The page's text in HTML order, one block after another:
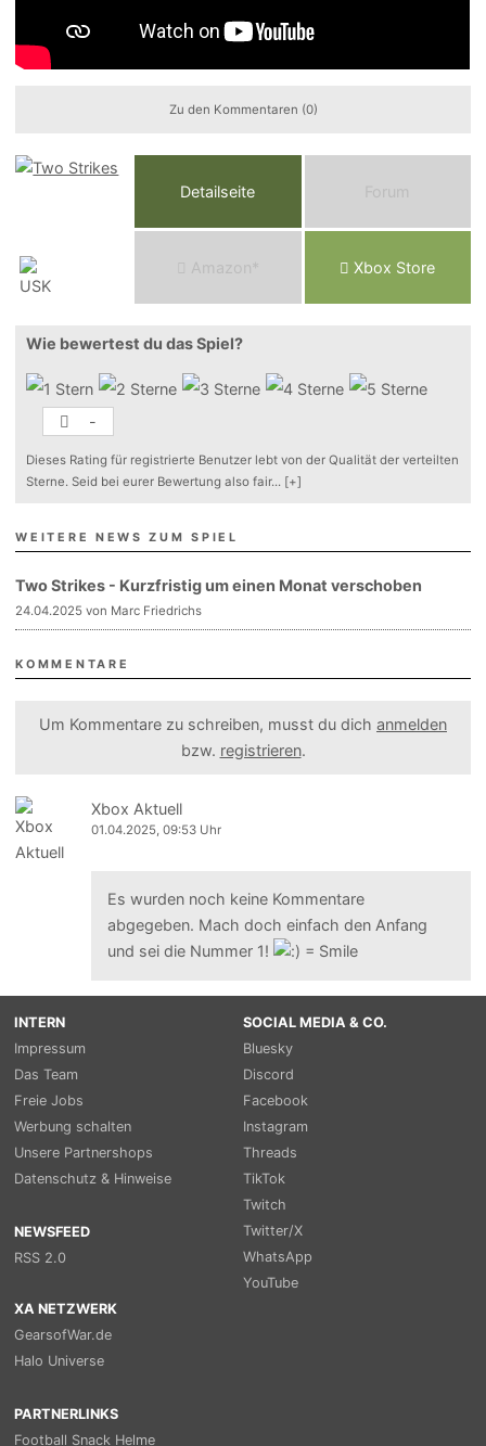
Zu den Kommentaren (0)
Detailseite Forum
Ama o n* Xbox Store
Wie bewertest du das Spiel?
-
Dieses Rating für registrierte Benutzer lebt von der Qualität der verteilten
Sterne. Seid bei eurer Bewertung also fair... [+]
WEITERE NEWS ZUM SPIEL
Two Strikes - Kurzfristig um einen Monat verschoben
24.04.2025 von Marc Friedrichs
KOMMENTARE
Um Kommentare zu schreiben, musst du dich anmelden
bzw. registrieren.
Xbox Aktuell
01.04.2025, 09:53 Uhr
Es wurden noch keine Kommentare
abgegeben. Mach doch einfach den Anfang
und sei die Nummer 1!
INTERN
Impressum
Das Team
Freie Jobs
Werbung schalten
Unsere Partnershops
Datenschutz & Hinweise
NEWSFEED
RSS 2.0
SOCIAL MEDIA & CO.
Bluesky
Discord
Facebook
Instagram
Threads
TikTok
Twitch
Twitter/X
WhatsApp
YouTube
XA NETZWERK
GearsofWar.de
Halo Universe
PARTNERLINKS
Football Snack Helme